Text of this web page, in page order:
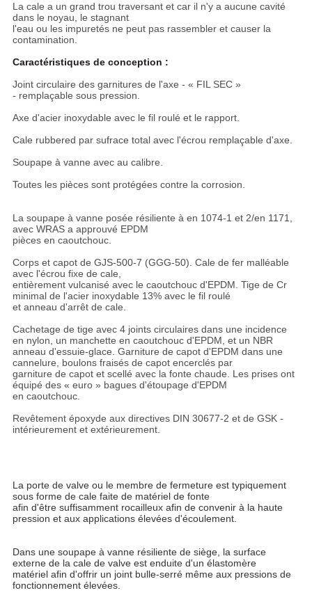
La cale a un grand trou traversant et car il n'y a aucune cavité
dans le noyau, le stagnant
l'eau ou les impuretés ne peut pas rassembler et causer la
contamination.
Caractéristiques de conception :
Joint circulaire des garnitures de l'axe - « FIL SEC »
- remplaçable sous pression.
Axe d'acier inoxydable avec le fil roulé et le rapport.
Cale rubbered par sufrace total avec l'écrou remplaçable d'axe.
Soupape à vanne avec au calibre.
Toutes les pièces sont protégées contre la corrosion.
La soupape à vanne posée résiliente à en 1074-1 et 2/en 1171,
avec WRAS a approuvé EPDM
pièces en caoutchouc.
Corps et capot de GJS-500-7 (GGG-50). Cale de fer malléable
avec l'écrou fixe de cale,
entièrement vulcanisé avec le caoutchouc d'EPDM. Tige de Cr
minimal de l'acier inoxydable 13% avec le fil roulé
et anneau d'arrêt de cale.
Cachetage de tige avec 4 joints circulaires dans une incidence
en nylon, un manchette en caoutchouc d'EPDM, et un NBR
anneau d'essuie-glace. Garniture de capot d'EPDM dans une
cannelure, boulons fraisés de capot encerclés par
garniture de capot et scellé avec la fonte chaude. Les prises ont
équipé des « euro » bagues d'étoupage d'EPDM
en caoutchouc.
Revêtement époxyde aux directives DIN 30677-2 et de GSK -
intérieurement et extérieurement.
La porte de valve ou le membre de fermeture est typiquement
sous forme de cale faite de matériel de fonte
afin d'être suffisamment rocailleux afin de convenir à la haute
pression et aux applications élevées d'écoulement.
Dans une soupape à vanne résiliente de siège, la surface
externe de la cale de valve est enduite d'un élastomère
matériel afin d'offrir un joint bulle-serré même aux pressions de
fonctionnement élevées.